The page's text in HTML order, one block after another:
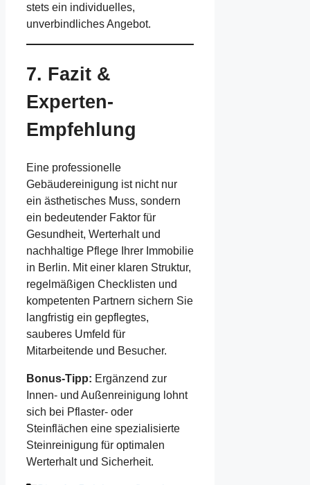
stets ein individuelles,
unverbindliches Angebot.
7. Fazit &
Experten-
Empfehlung
Eine professionelle
Gebäudereinigung ist nicht nur
ein ästhetisches Muss, sondern
ein bedeutender Faktor für
Gesundheit, Werterhalt und
nachhaltige Pflege Ihrer Immobilie
in Berlin. Mit einer klaren Struktur,
regelmäßigen Checklisten und
kompetenten Partnern sichern Sie
langfristig ein gepflegtes,
sauberes Umfeld für
Mitarbeitende und Besucher.
Bonus-Tipp: Ergänzend zur
Innen- und Außenreinigung lohnt
sich bei Pflaster- oder
Steinflächen eine spezialisierte
Steinreinigung für optimalen
Werterhalt und Sicherheit.